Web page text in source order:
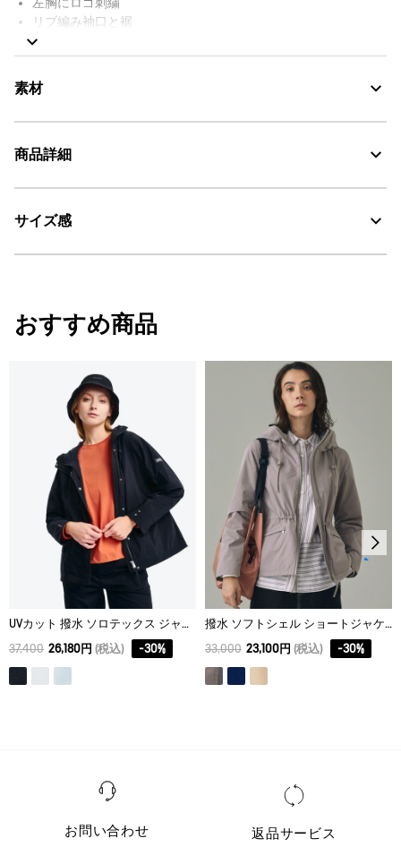
リブ編み袖口と裾
後ろ袖口にニューバードロゴ刺繍
UVカット（UPF40+）
AIGLE FOR TOMORROW（再生素材や環境に配慮した生産背景を
持つ商品）
素材
AIGLE for tomorrow
タンブル乾燥禁止。
アイロン仕上げ処理ができる。底面温度110℃を限度として
スチームなしでアイロン仕上げ。
ドライクリーニング処理ができない。
ウェットクリーニング処理ができる。：通常の処理
商品詳細
・色：アンピール ストライプ (003)
サイズ感
34
58
38 60
40 62
おすすめ商品
UVカット 撥水 ソロテックス ジャケット
37,400 26,180円 (税込) -30%
撥水 ソフトシェル ショートジャケット
33,000 23,100円 (税込) -30%
お問い合わせ 返品サービス